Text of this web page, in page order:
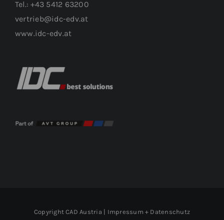
Tel.: +43 5412 63200
vertrieb@idc-edv.at
www.idc-edv.at
Copyright CAD Austria | Impressum + Datenschutz